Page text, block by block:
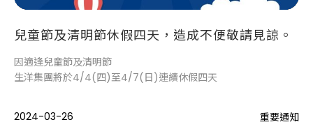
兒童節及清明節休假四天，造成不便敬請見諒。
因適逢兒童節及清明節
生洋集團將於4/4(四)至4/7(日)連續休假四天
2024-03-26 重要通知